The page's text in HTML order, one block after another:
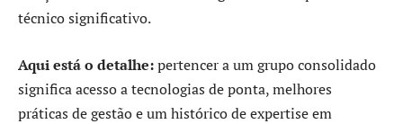
técnico significativo.
Aqui está o detalhe:pertencer a um grupo consolidado
significa acesso a tecnologias de ponta, melhores
práticas de gestão e um histórico de expertise em